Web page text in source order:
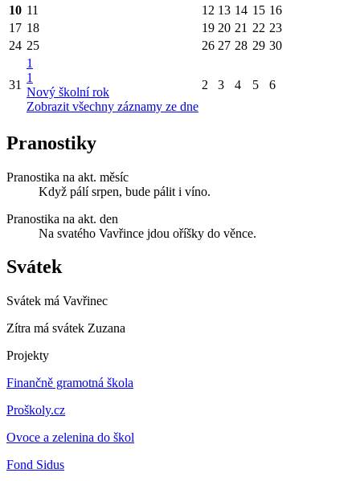
10 11 12 13 14 15 16
17 18 19 20 21 22 23
24 25 26 27 28 29 30
31
1
1
Nový školní rok
Zobrazit všechny záznamy ze dne
2 3 4 5 6
Pranostiky
Pranostika na akt. měsíc
Když pálí srpen, bude pálit i víno.
Pranostika na akt. den
Na svatého Vavřince jdou oříšky do věnce.
Svátek
Svátek má Vavřinec
Zítra má svátek Zuzana
Projekty
Finančně gramotná škola
Proškoly.cz
Ovoce a zelenina do škol
Fond Sidus